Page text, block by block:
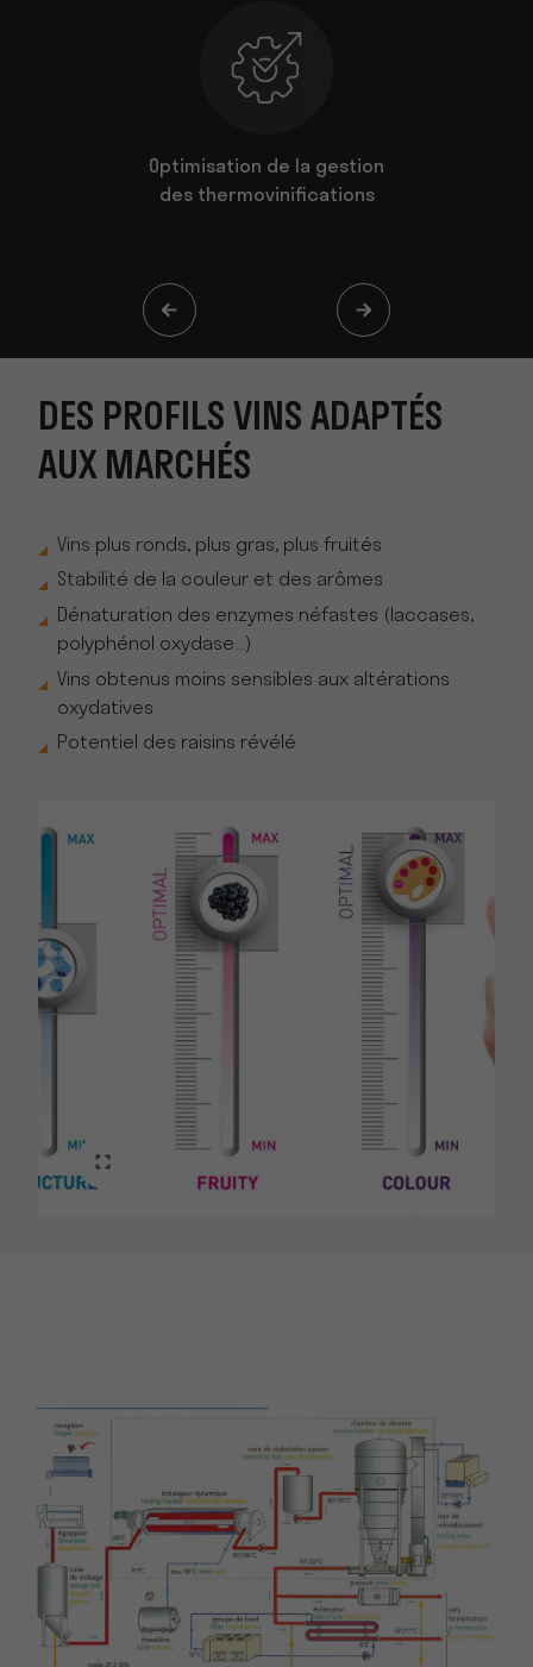
Optimisation de la gestion
des thermovinifications
DES PROFILS VINS ADAPTÉS
AUX MARCHÉS
Vins plus ronds, plus gras, plus fruités
Stabilité de la couleur et des arômes
Dénaturation des enzymes néfastes (laccases,
polyphénol oxydase…)
Vins obtenus moins sensibles aux altérations
oxydatives
Potentiel des raisins révélé